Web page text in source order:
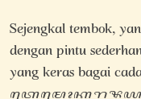
Sejengkal tembok,
dengan pintu
yang keras bagai